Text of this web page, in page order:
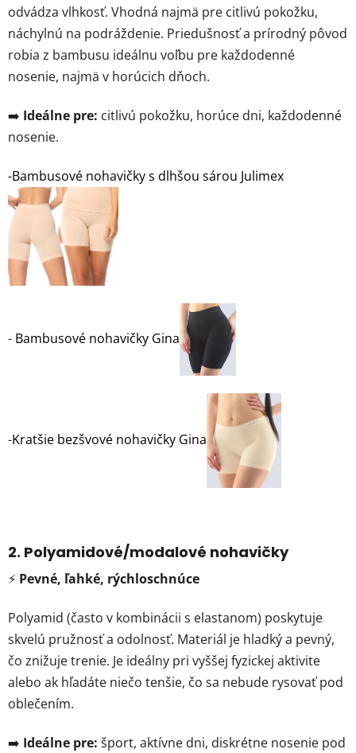
odvádza vlhkosť. Vhodná najmä pre citlivú pokožku,
náchylnú na podráždenie. Priedušnosť a prírodný pôvod
robia z bambusu ideálnu voľbu pre každodenné
nosenie, najmä v horúcich dňoch.
➡️ Ideálne pre: citlivú pokožku, horúce dni, každodenné
nosenie.
-Bambusové nohavičky s dlhšou sárou Julimex
- Bambusové nohavičky Gina
-Kratšie bezšvové nohavičky Gina
2. Polyamidové/modalové nohavičky
⚡ Pevné, ľahké, rýchloschnúce
Polyamid (často v kombinácii s elastanom) poskytuje
skvelú pružnosť a odolnosť. Materiál je hladký a pevný,
čo znižuje trenie. Je ideálny pri vyššej fyzickej aktivite
alebo ak hľadáte niečo tenšie, čo sa nebude rysovať pod
oblečením.
➡️ Ideálne pre: šport, aktívne dni, diskrétne nosenie pod